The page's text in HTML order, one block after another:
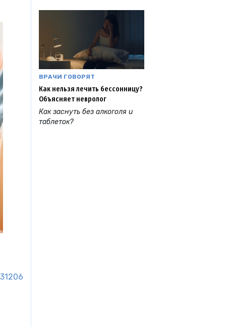
ВРАЧИ ГОВОРЯТ
Как нельзя лечить бессонницу?
Объясняет невролог
Как заснуть без алкоголя и
таблеток?